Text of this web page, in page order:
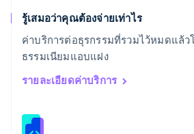
รู้เสมอว่าคุณต้องจ่ายเท่าไร
ค่าบริการต่อธุรกรรมที่รวมไว้หมดแล้ว
ธรรมเนียมแอบแฝง
รายละเอียดค่าบริการ
EnglishEspañol简体中文
สหรัฐอาหรับเอมิเรตส์
English
สหราชอาณาจักร
English
สิงคโปร์